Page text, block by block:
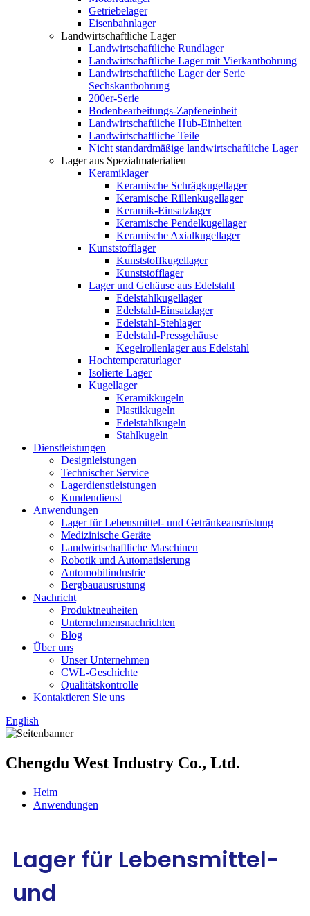
Getriebelager
Eisenbahnlager
Landwirtschaftliche Lager
Landwirtschaftliche Rundlager
Landwirtschaftliche Lager mit Vierkantbohrung
Landwirtschaftliche Lager der Serie
Sechskantbohrung
200er-Serie
Bodenbearbeitungs-Zapfeneinheit
Landwirtschaftliche Hub-Einheiten
Landwirtschaftliche Teile
Nicht standardmäßige landwirtschaftliche Lager
Lager aus Spezialmaterialien
Keramiklager
Keramische Schrägkugellager
Keramische Rillenkugellager
Keramik-Einsatzlager
Keramische Pendelkugellager
Keramische Axialkugellager
Kunststofflager
Kunststoffkugellager
Kunststofflager
Lager und Gehäuse aus Edelstahl
Edelstahlkugellager
Edelstahl-Einsatzlager
Edelstahl-Stehlager
Edelstahl-Pressgehäuse
Kegelrollenlager aus Edelstahl
Hochtemperaturlager
Isolierte Lager
Kugellager
Keramikkugeln
Plastikkugeln
Edelstahlkugeln
Stahlkugeln
Dienstleistungen
Designleistungen
Technischer Service
Lagerdienstleistungen
Kundendienst
Anwendungen
Lager für Lebensmittel- und Getränkeausrüstung
Medizinische Geräte
Landwirtschaftliche Maschinen
Robotik und Automatisierung
Automobilindustrie
Bergbauausrüstung
Nachricht
Produktneuheiten
Unternehmensnachrichten
Blog
Über uns
Unser Unternehmen
CWL-Geschichte
Qualitätskontrolle
Kontaktieren Sie uns
English
Chengdu West Industry Co., Ltd.
Heim
Anwendungen
Lager für Lebensmittel-
und